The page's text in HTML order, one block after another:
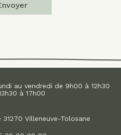
au vendredi de 9h00 à 12h30
à 17h00
Villeneuve-Tolosane